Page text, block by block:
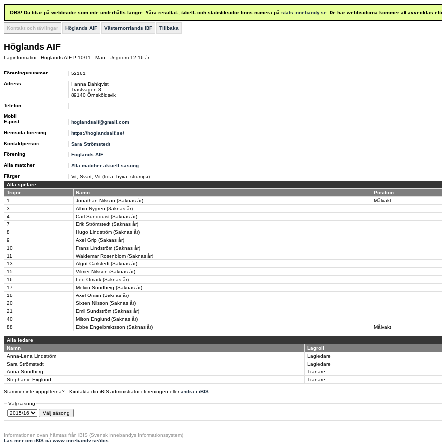
OBS! Du tittar på webbsidor som inte underhålls längre. Våra resultat-, tabell- och statistiksidor finns numera på stats.innebandy.se . De här webbsidorna kommer att avvecklas
Kontakt och tävlingar Höglands AIF Västernorrlands IBF Tillbaka
Höglands AIF
Laginformation: Höglands AIF P-10/11 - Man - Ungdom 12-16 år
Föreningsnummer
52161
Adress
Hanna Dahlqvist
Trastvägen 8
89140 Örnsköldsvik
Telefon
Mobil
E-post
hoglandsaif@gmail.com
Hemsida förening
https://hoglandsaif.se/
Kontaktperson
Sara Strömstedt
Förening
Höglands AIF
Alla matcher
Alla matcher aktuell säsong
Färger
Vit, Svart, Vit (tröja, byxa, strumpa)
Alla spelare
Tröjnr
Namn
Position
1
Jonathan Nilsson (Saknas år)
Målvakt
3
Albin Nygren (Saknas år)
4
Carl Sundquist (Saknas år)
7
Erik Strömstedt (Saknas år)
8
Hugo Lindström (Saknas år)
9
Axel Grip (Saknas år)
10
Frans Lindström (Saknas år)
11
Waldemar Rosenblom (Saknas år)
13
Algot Carlstedt (Saknas år)
15
Vilmer Nilsson (Saknas år)
16
Leo Omark (Saknas år)
17
Melvin Sundberg (Saknas år)
18
Axel Öman (Saknas år)
20
Sixten Nilsson (Saknas år)
21
Emil Sundström (Saknas år)
40
Milton Englund (Saknas år)
88
Ebbe Engelbrektsson (Saknas år) Målvakt
Alla ledare
Namn
Lagroll
Anna-Lena Lindström
Lagledare
Sara Strömstedt
Lagledare
Anna Sundberg
Tränare
Stephanie Englund
Tränare
Stämmer inte uppgifterna? - Kontakta din iBIS-administratör i föreningen ellerändra i iBIS
Välj säsong
Informationen ovan hämtas från iBIS (Svensk Innebandys Informationssystem)
Läs mer om iBIS på www.innebandy.se/ibis